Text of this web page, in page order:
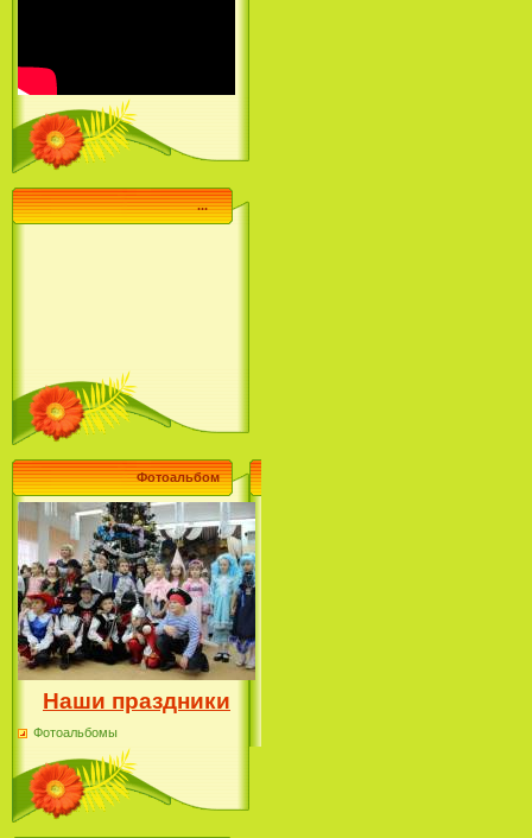
...
Фотоальбом
Наши праздники
Фотоальбомы